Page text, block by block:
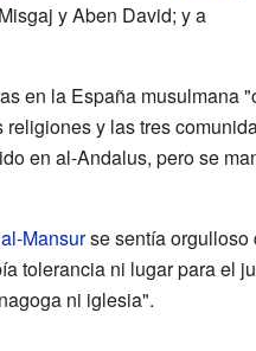
y Aben David; y a
en la España musulmana
y las tres
en al-Andalus, pero se
Mansurse sentía orgulloso
tolerancia ni lugar para el
ni iglesia".